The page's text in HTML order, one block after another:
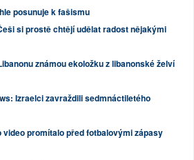
posunuje k fašismu
si prostě chtějí udělat radost nějakými
známou ekoložku z libanonské želví
Izraelci zavraždili sedmnáctiletého
video promítalo před fotbalovými zápasy